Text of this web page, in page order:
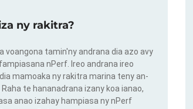
ny rakitra?
voangona tamin'ny andrana dia azo avy
nPerf. Ireo andrana ireo
mamoaka ny rakitra marina teny an-
te hananadrana izany koa ianao,
anao izahay hampiasa ny nPerf